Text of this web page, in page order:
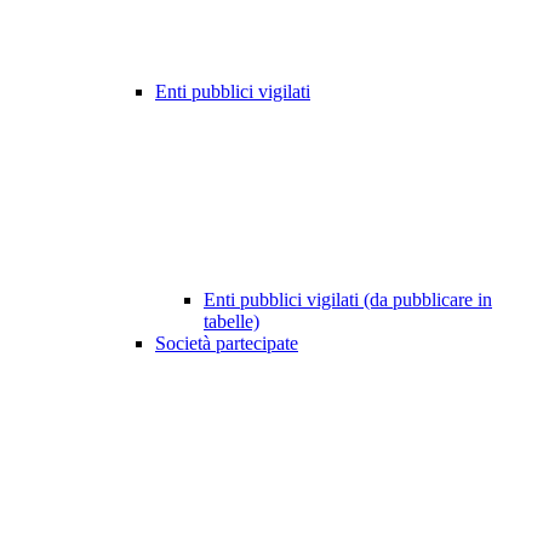
Enti pubblici vigilati
Enti pubblici vigilati (da pubblicare in
tabelle)
Società partecipate